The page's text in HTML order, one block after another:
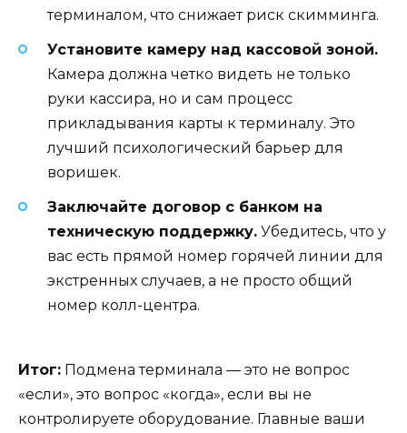
терминалом, что снижает риск скимминга.
Установите камеру над кассовой зоной.
Камера должна четко видеть не только
руки кассира, но и сам процесс
прикладывания карты к терминалу. Это
лучший психологический барьер для
воришек.
Заключайте договор с банком на
техническую поддержку. Убедитесь, что у
вас есть прямой номер горячей линии для
экстренных случаев, а не просто общий
номер колл-центра.
Итог: Подмена терминала — это не вопрос
«если», это вопрос «когда», если вы не
контролируете оборудование. Главные ваши